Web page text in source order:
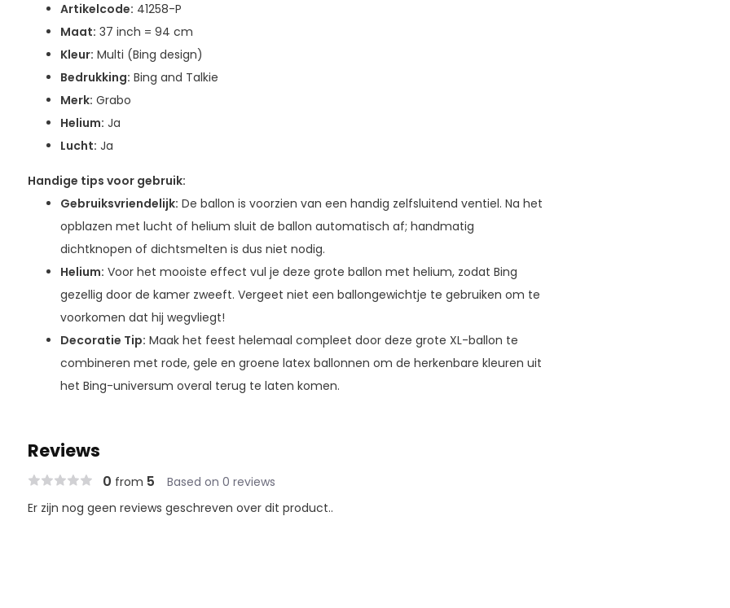
Artikelcode: 41258-P
Maat: 37 inch = 94 cm
Kleur: Multi (Bing design)
Bedrukking: Bing and Talkie
Merk: Grabo
Helium: Ja
Lucht: Ja
Handige tips voor gebruik:
Gebruiksvriendelijk: De ballon is voorzien van een handig zelfsluitend ventiel. Na het
opblazen met lucht of helium sluit de ballon automatisch af; handmatig
dichtknopen of dichtsmelten is dus niet nodig.
Helium: Voor het mooiste effect vul je deze grote ballon met helium, zodat Bing
gezellig door de kamer zweeft. Vergeet niet een ballongewichtje te gebruiken om te
voorkomen dat hij wegvliegt!
Decoratie Tip: Maak het feest helemaal compleet door deze grote XL-ballon te
combineren met rode, gele en groene latex ballonnen om de herkenbare kleuren uit
het Bing-universum overal terug te laten komen.
Reviews
0 from 5 Based on 0 reviews
Er zijn nog geen reviews geschreven over dit product..